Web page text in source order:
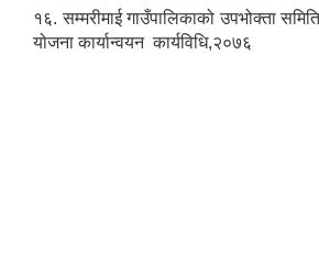
१६. सम्मरीमाई गाउँपालिकाको उपभोक्ता
योजना कार्यान्वयन कार्यविधि,२०७६